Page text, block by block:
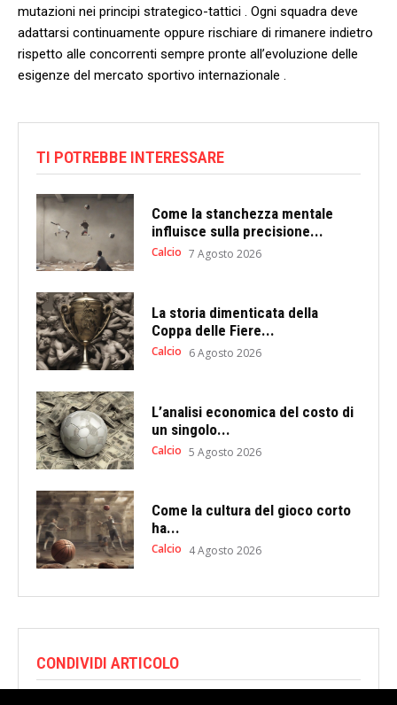
mutazioni nei principi ⁢strategico-tattici . Ogni squadra deve
adattarsi continuamente oppure rischiare di rimanere indietro
rispetto alle‌ concorrenti sempre pronte all’evoluzione ‍delle
esigenze del mercato sportivo internazionale .⁢
TI POTREBBE INTERESSARE
Come la stanchezza mentale
influisce sulla precisione...
Calcio 7 Agosto 2026
La storia dimenticata della
Coppa delle Fiere...
Calcio 6 Agosto 2026
L’analisi economica del costo di
un singolo...
Calcio 5 Agosto 2026
Come la cultura del gioco corto
ha...
Calcio 4 Agosto 2026
CONDIVIDI ARTICOLO